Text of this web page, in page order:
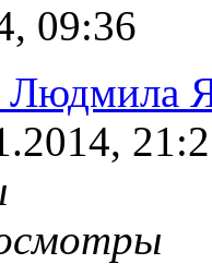
09:36
Людмила